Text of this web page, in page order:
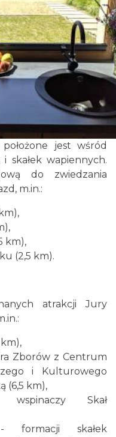
jest wśród
skałek wapiennych.
do zwiedzania
m.in.:
km),
(2,5 km).
atrakcji Jury
Zborów z Centrum
i Kulturowego
(6,5 km),
wspinaczy Skał
formacji skałek